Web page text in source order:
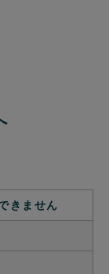
きません